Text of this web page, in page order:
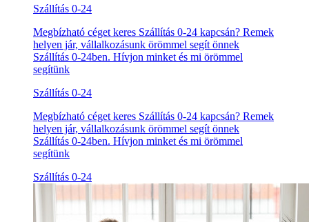
Szállítás 0-24
Megbízható céget keres Szállítás 0-24 kapcsán? Remek
helyen jár, vállalkozásunk örömmel segít önnek
Szállítás 0-24ben. Hívjon minket és mi örömmel
segítünk
Szállítás 0-24
Megbízható céget keres Szállítás 0-24 kapcsán? Remek
helyen jár, vállalkozásunk örömmel segít önnek
Szállítás 0-24ben. Hívjon minket és mi örömmel
segítünk
Szállítás 0-24